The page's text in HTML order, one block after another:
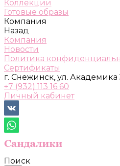
Коллекции
Готовые образы
Компания
Назад
Компания
Новости
Политика
Сертификаты
г. Снежинск, ул. Академика
+7 (932) 113 16 60
Личный кабинет
Поиск